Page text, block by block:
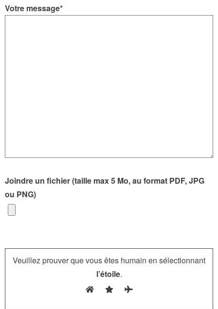
Votre message*
Joindre un fichier (taille max 5 Mo, au format PDF, JPG
ou PNG)
Veuillez prouver que vous êtes humain en sélectionnant
l’étoile.